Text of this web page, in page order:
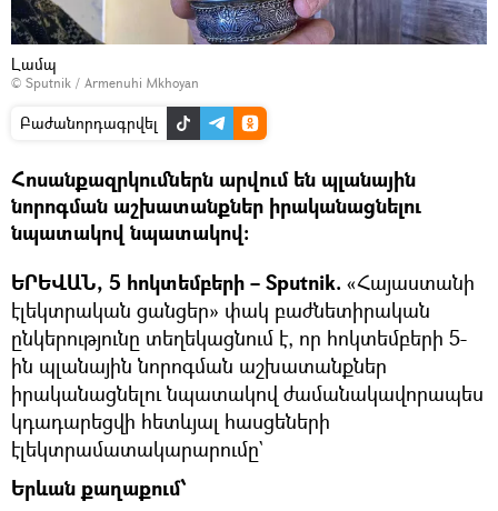
Լամպ
© Sputnik / Armenuhi Mkhoyan
Բաժանորդագրվել
Հոսանքազրկումներն արվում են պլանային
նորոգման աշխատանքներ իրականացնելու
նպատակով նպատակով։
ԵՐԵՎԱՆ, 5 հոկտեմբերի – Sputnik. «Հայաստանի
էլեկտրական ցանցեր» փակ բաժնետիրական
ընկերությունը տեղեկացնում է, որ հոկտեմբերի 5-
ին պլանային նորոգման աշխատանքներ
իրականացնելու նպատակով ժամանակավորապես
կդադարեցվի հետևյալ հասցեների
էլեկտրամատակարարումը`
Երևան քաղաքում՝